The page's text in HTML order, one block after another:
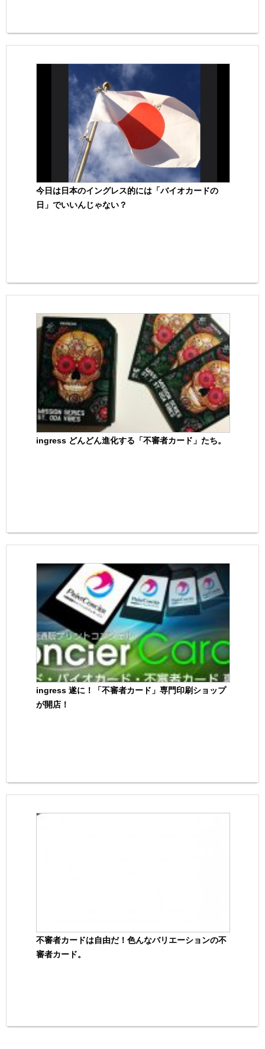
今日は日本のイングレス的には「バイオカードの
日」でいいんじゃない？
ingress どんどん進化する「不審者カード」たち。
ingress 遂に！「不審者カード」専門印刷ショップ
が開店！
不審者カードは自由だ！色んなバリエーションの不
審者カード。